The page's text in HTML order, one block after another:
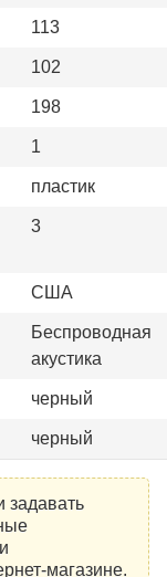
113
102
198
1
пластик
3
США
Беспроводная
акустика
черный
черный
задавать
магазине.